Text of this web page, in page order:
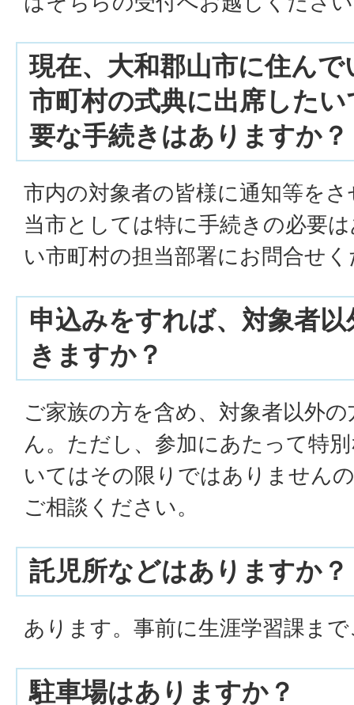
現在、大和郡山市に住ん
市町村の式典に出席した
要な手続きはありますか？
市内の対象者の皆様に通知等を
当市としては特に手続きの必要
い市町村の担当部署にお問合せ
申込みをすれば、対象者
きますか？
ご家族の方を含め、対象者以外
ん。ただし、参加にあたって特
いてはその限りではありません
ご相談ください。
託児所などはありますか？
あります。事前に生涯学習課ま
駐車場はありますか？